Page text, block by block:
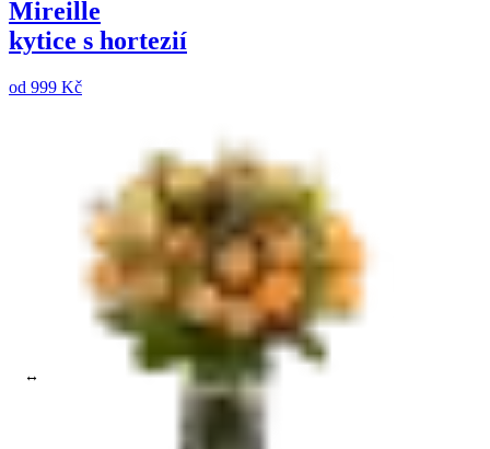
Vyberte druhy květin
Vyberte barvu
Maximální cena do:
Mireille
kytice s hortezií
od 999 Kč